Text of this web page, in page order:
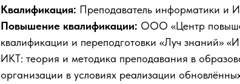
Квалификация: Преподаватель информатики и
Повышение квалификации: ООО «Центр
квалификации и переподготовки «Луч знаний»
ИКТ: теория и методика преподавания в
организации в условиях реализации